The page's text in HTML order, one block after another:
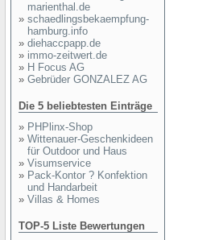
marienthal.de
» schaedlingsbekaempfung-
hamburg.info
» diehaccpapp.de
» immo-zeitwert.de
» H Focus AG
» Gebrüder GONZALEZ AG
Die 5 beliebtesten Einträge
» PHPlinx-Shop
» Wittenauer-Geschenkideen
für Outdoor und Haus
» Visumservice
» Pack-Kontor ? Konfektion
und Handarbeit
» Villas & Homes
TOP-5 Liste Bewertungen